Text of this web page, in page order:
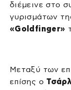
διέμεινε στο
γυρισμάτων
«Goldfinger»
Μεταξύ των
επίσης ο